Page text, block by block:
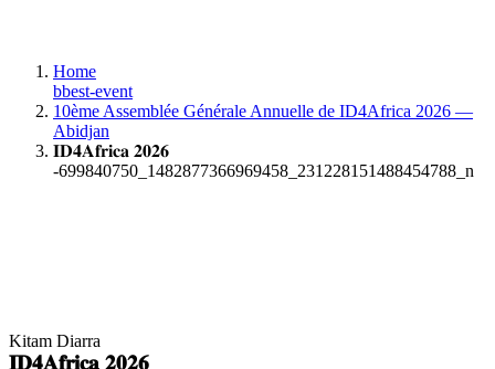
Home
bbest-event
10ème Assemblée Générale Annuelle de ID4Africa 2026 —
Abidjan
𝐈𝐃𝟒𝐀𝐟𝐫𝐢𝐜𝐚 𝟐𝟎𝟐𝟔
-699840750_1482877366969458_231228151488454788_n
Kitam Diarra
𝐈𝐃𝟒𝐀𝐟𝐫𝐢𝐜𝐚 𝟐𝟎𝟐𝟔